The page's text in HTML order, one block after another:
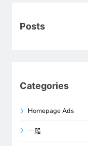
Posts
Categories
Homepage Ads
一般